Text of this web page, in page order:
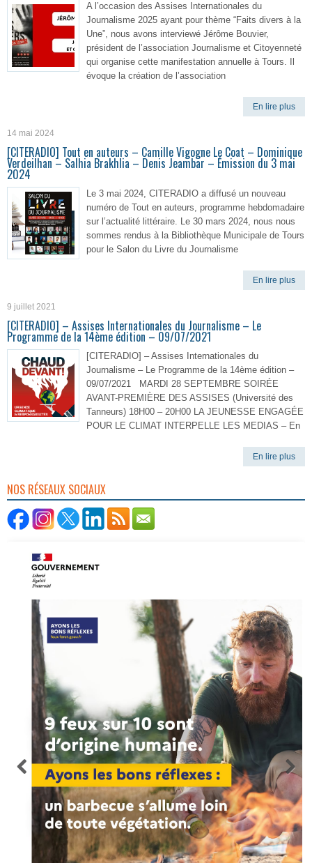
A l’occasion des Assises Internationales du
Journalisme 2025 ayant pour thème “Faits divers à la
Une”, nous avons interviewé Jérôme Bouvier,
président de l’association Journalisme et Citoyenneté
qui organise cette manifestation annuelle à Tours. Il
évoque la création de l’association
En lire plus
14 mai 2024
[CITERADIO] Tout en auteurs – Camille Vigogne Le Coat – Dominique
Verdeilhan – Salhia Brakhlia – Denis Jeambar – Émission du 3 mai
2024
Le 3 mai 2024, CITERADIO a diffusé un nouveau
numéro de Tout en auteurs, programme hebdomadaire
sur l’actualité littéraire. Le 30 mars 2024, nous nous
sommes rendus à la Bibliothèque Municipale de Tours
pour le Salon du Livre du Journalisme
En lire plus
9 juillet 2021
[CITERADIO] – Assises Internationales du Journalisme – Le
Programme de la 14ème édition – 09/07/2021
[CITERADIO] – Assises Internationales du
Journalisme – Le Programme de la 14ème édition –
09/07/2021 MARDI 28 SEPTEMBRE SOIRÉE
AVANT-PREMIÈRE DES ASSISES (Université des
Tanneurs) 18H00 – 20H00 LA JEUNESSE ENGAGÉE
POUR LE CLIMAT INTERPELLE LES MEDIAS – En
En lire plus
NOS RÉSEAUX SOCIAUX